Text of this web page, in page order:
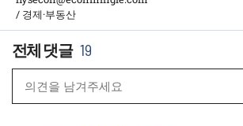
/ 경제·부동산
19